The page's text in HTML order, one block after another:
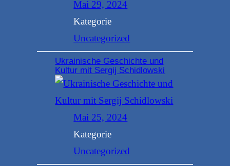
Mai 29, 2024
Kategorie
Uncategorized
Ukrainische Geschichte und
Kultur mit Sergij Schidlowski
Mai 25, 2024
Kategorie
Uncategorized